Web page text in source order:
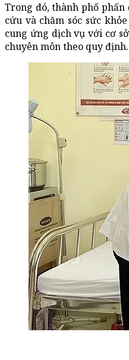
Trong đó, thành phố phấn
cứu và chăm sóc sức
cung ứng dịch vụ với cơ
chuyên môn theo quy định.